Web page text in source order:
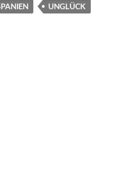
UNGLÜCK